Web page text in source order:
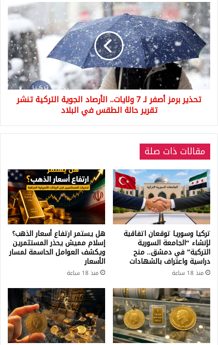
تحذير
برمز
أصفر
لـ
7
ولايات..
الأرصاد
الجوية
التركية
تنشر
الطقس
البلاد
تحذير برمز أصفر لـ 7 ولايات.. الأرصاد الجوية التركية تنشر
تقرير حالة الطقس في البلاد
مقالات ذات صلة
تركيا وسوريا توقعان اتفاقية
لإنشاء “الجامعة السورية
التركية” في دمشق.. منح
دراسية واعتراف بالشهادات
منذ 18 ساعة
هل يستمر ارتفاع أسعار الذهب؟
إسلام مميش يحذر المستثمرين
ويكشف العوامل الحاسمة لمسار
الأسعار
منذ 18 ساعة